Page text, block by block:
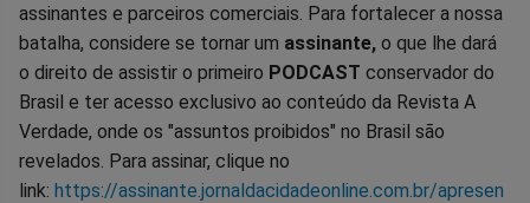
assinantes e parceiros comerciais. Para fortalecer a nossa
batalha, considere se tornar um assinante, o que lhe dará
o direito de assistir o primeiro PODCAST conservador do
Brasil e ter acesso exclusivo ao conteúdo da Revista A
Verdade, onde os "assuntos proibidos" no Brasil são
revelados. Para assinar, clique no
link: https://assinante.jornaldacidadeonline.com.br/apresen